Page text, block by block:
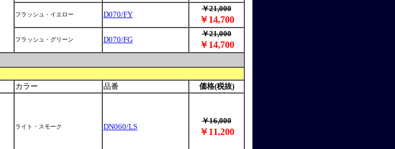
フラッシュ・イエロー D070/FY
￥21,000
￥14,700
フラッシュ・グリーン D070/FG
￥21,000
￥14,700
カラー 品番 価格(税抜)
ライト・スモーク DN060/LS
￥16,000
￥11,200